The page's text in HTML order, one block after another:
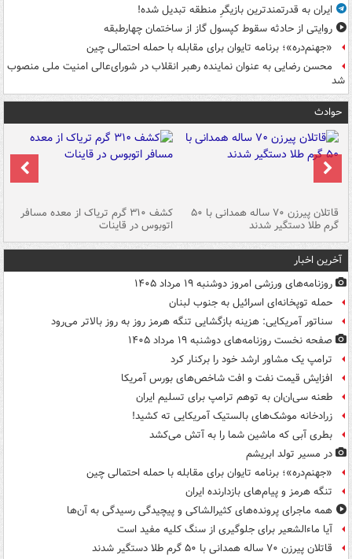
ایران به قدرتمندترین بازیگرِ منطقه تبدیل شده!
روایتی از حادثه سقوط کپسول گاز از ساختمان چهارطبقه
«جهنم‌دره»؛ برنامه تایوان برای مقابله با حمله احتمالی چین
محسن رضایی به عنوان نماینده رهبر انقلاب در شورای‌عالی امنیت ملی منصوب
شد
حوادث
قاتلان پیرزن ۷۰ ساله همدانی با ۵۰
گرم طلا دستگیر شدند
کشف ۳۱۰ گرم تریاک از معده مسافر
اتوبوس در قاینات
آخرین اخبار
روزنامه‌های ورزشی امروز دوشنبه ۱۹ مرداد ۱۴۰۵
حمله توپخانه‌ای اسرائیل به جنوب لبنان
سناتور آمریکایی: هزینه بازگشایی تنگه هرمز روز به روز بالاتر می‌رود
صفحه نخست روزنامه‌های دوشنبه ۱۹ مرداد ۱۴۰۵
ترامپ یک مشاور ارشد خود را برکنار کرد
افزایش قیمت نفت و افت شاخص‌های بورس آمریکا
طعنه سی‌ان‌ان به توهم ترامپ برای تسلیم ایران
زرادخانه موشک‌های بالستیک آمریکایی ته کشید!
بطری آبی که ماشین شما را به آتش می‌کشد
در مسیر تولد ابریشم
«جهنم‌دره»؛ برنامه تایوان برای مقابله با حمله احتمالی چین
تنگه هرمز و پیام‌های بازدارنده ایران
همه ماجرای پرونده‌های کثیرالشاکی و پیچیدگی رسیدگی به آن‌ها
آیا ماءالشعیر برای جلوگیری از سنگ کلیه مفید است
قاتلان پیرزن ۷۰ ساله همدانی با ۵۰ گرم طلا دستگیر شدند